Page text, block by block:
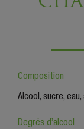
Composition
Alcool, sucre,
Degrés d’alcool